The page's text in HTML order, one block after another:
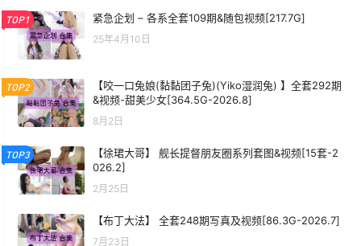
TOP1 紧急企划 – 各系全套109期&随包视频[217.7G]
25年4月10日
TOP2
【咬一口兔娘(黏黏团子兔)(Yiko湿润兔) 】全套292期
&视频-甜美少女[364.5G-2026.8]
8月2日
TOP3
【徐珺大哥】 舰长提督朋友圈系列套图&视频[15套-2
026.2]
2月25日
【布丁大法】 全套248期写真及视频[86.3G-2026.7]
7月23日